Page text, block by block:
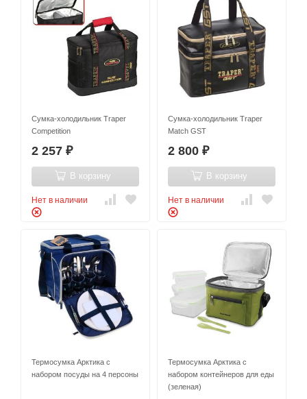
Сумка-холодильник Traper
Competition
2 257 ₽
В корзину
Нет в наличии
Сумка-холодильник Traper
Match GST
2 800 ₽
В корзину
Нет в наличии
Термосумка Арктика с
набором посуды на 4 персоны
Термосумка Арктика с
набором контейнеров для еды
(зеленая)